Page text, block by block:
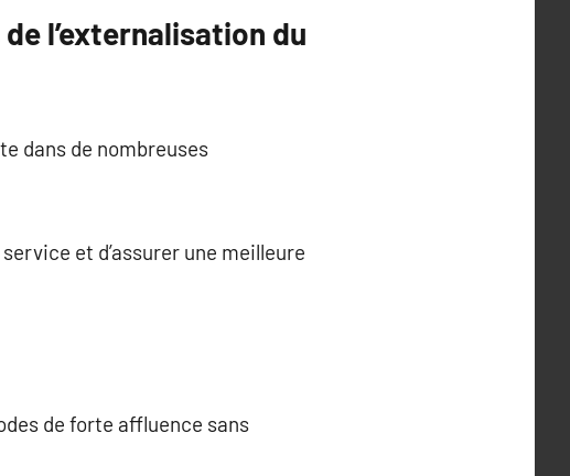
l’externalisation du
dans de nombreuses
et d’assurer une meilleure
de forte affluence sans